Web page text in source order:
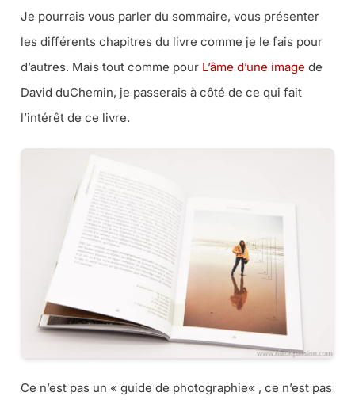
Je pourrais vous parler du sommaire, vous présenter
les différents chapitres du livre comme je le fais pour
d’autres. Mais tout comme pour L’âme d’une image de
David duChemin, je passerais à côté de ce qui fait
l’intérêt de ce livre.
Ce n’est pas un « guide de photographie« , ce n’est pas